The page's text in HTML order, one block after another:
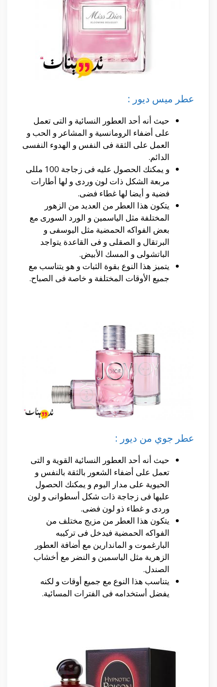
عطر ميس ديور :
حيث أنه أحد العطور النسائية و التى تعمل
على أضفاء الرومانسية و المشاعر و الحب و
العمل على الثقة فى النفس و الهدوء النفسى
الدائم.
و يمكنك الحصول عليه فى زجاجة 100 مللى
مربعة الشكل ذات لون وردى و لها أطارات
فضية و أيضا لها غطاء فضى.
يتكون هذا العطر من العديد من الزهور
المختلفة مثل الياسمين و الورد السورى مع
بعض الفواكه الحمضية مثل اليوسفى و
البرتقال و الصقلى و فى القاعدة يتواجد
الباتشولى و المسك الأبيض.
يتميز هذا النوع بقوة الثبات و هو يتناسب مع
جميع الأوقات المختلفة و خاصة فى الصباح.
عطر جوي من ديور :
حيث أنه أحد العطور النسائية القوية و التى
تعمل على أضفاء الشعور بالثقة بالنفس و
الحيوية على مدار اليوم و يمكنك الحصول
عليها فى زجاجة ذات شكل أسطوانى و لون
وردى و غطاء ذو لون فضى.
يتكون هذا العطر من مزيج مختلف من
الفواكه الحمضية فيدخل فى تركيبه
البارغموت و الماندارين مع أضافة العطور
الزهرية مثل الياسمين و النضر مع أخشاب
الصندل.
يتناسب هذا النوع مع جميع أوقات و لكنه
يفضل أستخدامه فى الفترات المسائية.